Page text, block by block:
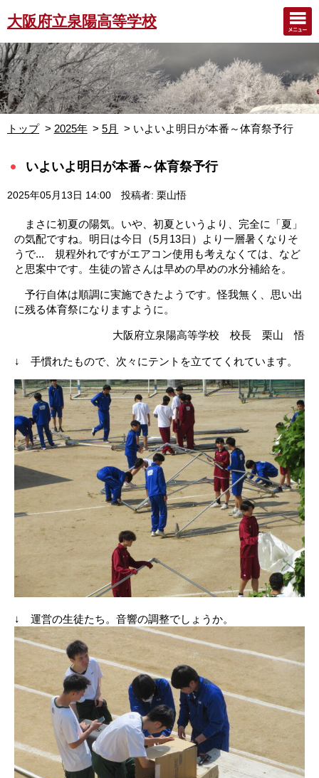
大阪府立泉陽高等学校
トップ 2025年 5月 いよいよ明日が本番～体育祭予行
いよいよ明日が本番～体育祭予行
2025年05月13日 14:00 投稿者: 栗山悟
まさに初夏の陽気。いや、初夏というより、完全に「夏」
の気配ですね。明日は今日（5月13日）より一層暑くなりそ
うで... 規程外れですがエアコン使用も考えなくては、など
と思案中です。生徒の皆さんは早めの早めの水分補給を。
予行自体は順調に実施できたようです。怪我無く、思い出
に残る体育祭になりますように。
大阪府立泉陽高等学校 校長 栗山 悟
↓ 手慣れたもので、次々にテントを立ててくれています。
↓ 運営の生徒たち。音響の調整でしょうか。